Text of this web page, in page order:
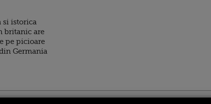
si istorica
britanic are
pe picioare
Germania